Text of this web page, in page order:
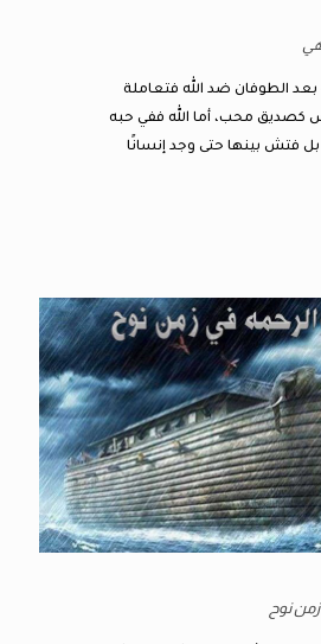
الطوفان ضد الله فتعاملة
محب، أما الله ففي حبه
فتش بينها حتى وجد إنسانًا
نوح